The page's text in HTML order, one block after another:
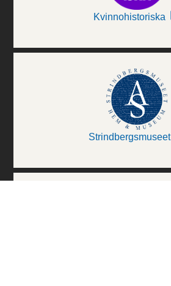
Kvinnohistoriska
Strindbergsmuseet